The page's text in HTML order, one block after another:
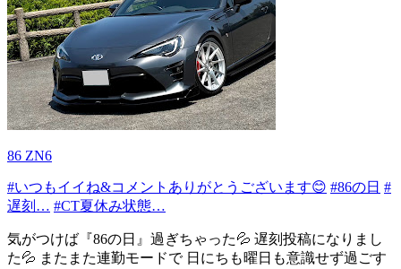
86 ZN6
#いつもイイね&コメントありがとうございます😊 #86の日 #
遅刻… #CT夏休み状態…
気がつけば『86の日』過ぎちゃった💦 遅刻投稿になりまし
た💦 またまた連勤モードで 日にちも曜日も意識せず過ごす